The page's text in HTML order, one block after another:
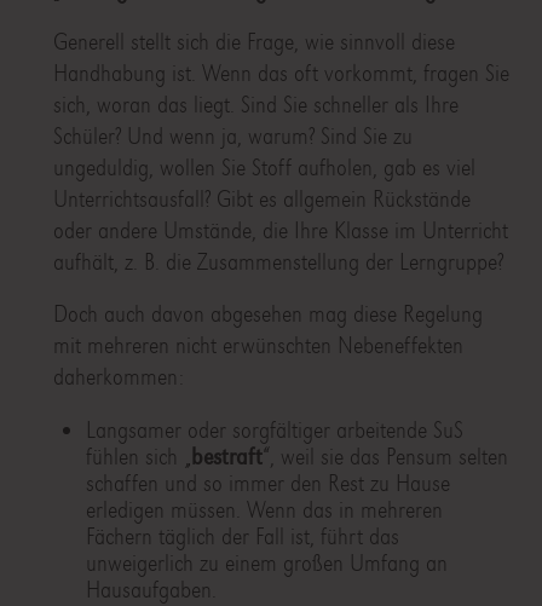
Generell stellt sich die Frage, wie sinnvoll diese
Handhabung ist. Wenn das oft vorkommt, fragen Sie
sich, woran das liegt. Sind Sie schneller als Ihre
Schüler? Und wenn ja, warum? Sind Sie zu
ungeduldig, wollen Sie Stoff aufholen, gab es viel
Unterrichtsausfall? Gibt es allgemein Rückstände
oder andere Umstände, die Ihre Klasse im Unterricht
aufhält, z. B. die Zusammenstellung der Lerngruppe?
Doch auch davon abgesehen mag diese Regelung
mit mehreren nicht erwünschten Nebeneffekten
daherkommen:
Langsamer oder sorgfältiger arbeitende SuS
fühlen sich „ bestraft“, weil sie das Pensum selten
schaffen und so immer den Rest zu Hause
erledigen müssen. Wenn das in mehreren
Fächern täglich der Fall ist, führt das
unweigerlich zu einem großen Umfang an
Hausaufgaben.